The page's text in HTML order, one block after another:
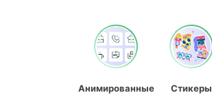
Анимированные
Стикеры